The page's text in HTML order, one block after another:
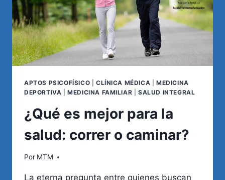
APTOS PSICOFÍSICO CLÍNICA MÉDICA |MEDICINA
DEPORTIVA |MEDICINA FAMILIAR |SALUD INTEGRAL
¿Qué es mejor para la
salud: correr o caminar?
Por MTM
La eterna pregunta entre quienes buscan